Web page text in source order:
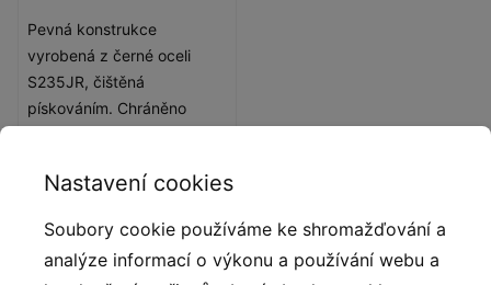
Pevná konstrukce
vyrobená z černé oceli
S235JR, čištěná
pískováním. Chráněno
polyesterovou barvou s
Nastavení cookies
Soubory cookie používáme ke shromažďování a
analýze informací o výkonu a používání webu a